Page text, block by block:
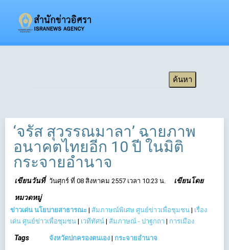
‘จรัส สุวรรณมาลา’ ฉายภาพ
อนาคตไทยอีก 10 ปี ในมิติ
กระจายอำนาจ
เขียนวันที่ วันศุกร์ ที่ 08 สิงหาคม 2557 เวลา 10:23 น. เขียนโดย
หมวดหมู่
ข่าวเด่น นโยบายสาธารณะ | สัมภาษณ์พิเศษ ศูนย์ข่าวเพื่อชุมชน | เรื่อง
เด่น ศูนย์ข่าวเพื่อชุมชน | เวทีทัศน์ | สัมภาษณ์ - ปาฐกถา | การเมือง
Tags จังหวัดปกครองตนเอง | กระจายอำนาจ